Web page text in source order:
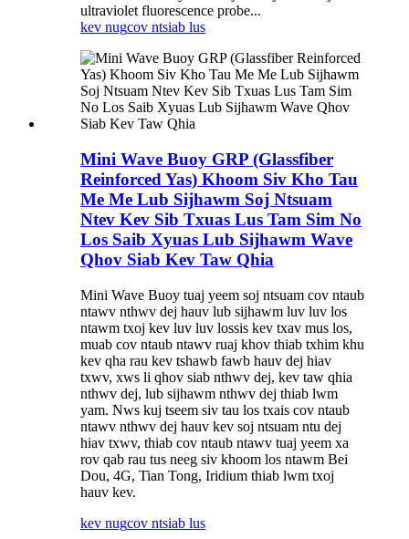
ultraviolet fluorescence probe...
kev nugcov ntsiab lus
Mini Wave Buoy GRP (Glassfiber
Reinforced Yas) Khoom Siv Kho Tau
Me Me Lub Sijhawm Soj Ntsuam
Ntev Kev Sib Txuas Lus Tam Sim No
Los Saib Xyuas Lub Sijhawm Wave
Qhov Siab Kev Taw Qhia
Mini Wave Buoy tuaj yeem soj ntsuam cov ntaub
ntawv nthwv dej hauv lub sijhawm luv luv los
ntawm txoj kev luv luv lossis kev txav mus los,
muab cov ntaub ntawv ruaj khov thiab txhim khu
kev qha rau kev tshawb fawb hauv dej hiav
txwv, xws li qhov siab nthwv dej, kev taw qhia
nthwv dej, lub sijhawm nthwv dej thiab lwm
yam. Nws kuj tseem siv tau los txais cov ntaub
ntawv nthwv dej hauv kev soj ntsuam ntu dej
hiav txwv, thiab cov ntaub ntawv tuaj yeem xa
rov qab rau tus neeg siv khoom los ntawm Bei
Dou, 4G, Tian Tong, Iridium thiab lwm txoj
hauv kev.
kev nugcov ntsiab lus